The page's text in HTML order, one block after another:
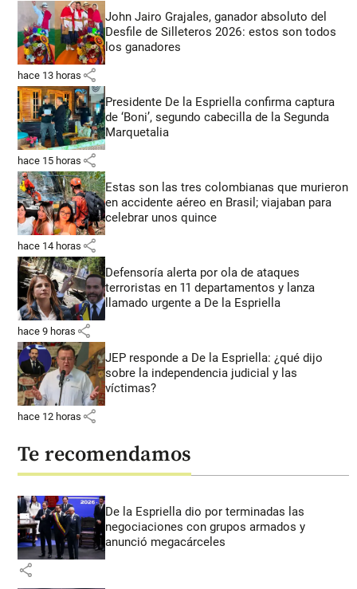
John Jairo Grajales, ganador absoluto del
Desfile de Silleteros 2026: estos son todos
los ganadores
hace 13 horas share
Presidente De la Espriella confirma captura
de ‘Boni’, segundo cabecilla de la Segunda
Marquetalia
hace 15 horas share
Estas son las tres colombianas que murieron
en accidente aéreo en Brasil; viajaban para
celebrar unos quince
hace 14 horas share
Defensoría alerta por ola de ataques
terroristas en 11 departamentos y lanza
llamado urgente a De la Espriella
hace 9 horas share
JEP responde a De la Espriella: ¿qué dijo
sobre la independencia judicial y las
víctimas?
hace 12 horas share
Te recomendamos
De la Espriella dio por terminadas las
negociaciones con grupos armados y
anunció megacárceles
share